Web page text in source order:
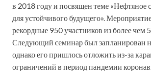
в 2018 году и посвящен теме «Нефтяное
для устойчивого будущего».
рекордные 950 участников из более чем
Следующий семинар был запланирован
однако его пришлось отложить из-за
ограничений в период пандемии